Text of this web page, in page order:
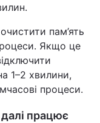
пам’ять
Якщо це
1–2 хвилини,
процеси.
працює